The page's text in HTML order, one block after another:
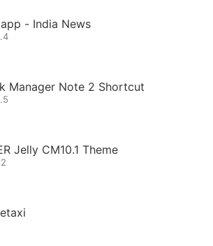
- India News
Manager Note 2 Shortcut
Jelly CM10.1 Theme